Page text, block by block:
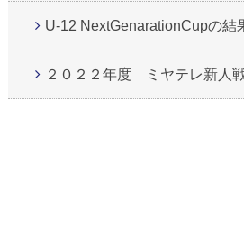
U-12 NextGenarationCupの結
２０２２年度 ミヤテレ新人